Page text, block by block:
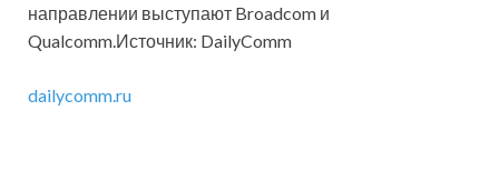
направлении выступают Broadcom и
Qualcomm.Источник: DailyComm
dailycomm.ru